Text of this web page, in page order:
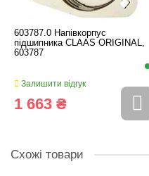
603787.0 Напівкорпус
підшипника CLAAS ORIGINAL,
603787
Залишити відгук
1 663 ₴
Схожі товари